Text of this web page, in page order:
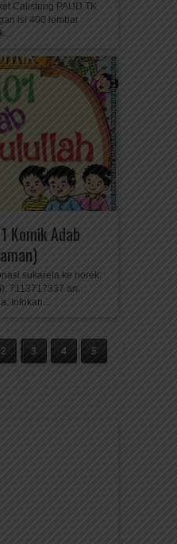
Calistung PAUD TK
isi 400 lembar
Komik Adab
sukarela ke norek:
7113717337 an.
Infokan...
2 3 4 5